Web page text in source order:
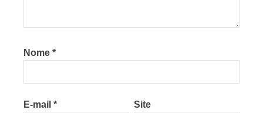
Nome *
E-mail * Site